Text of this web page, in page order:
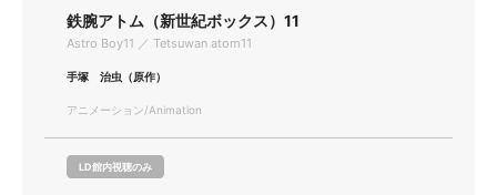
鉄腕アトム（新世紀ボックス）11
Astro Boy11 ／ Tetsuwan atom11
手塚 治虫（原作）
アニメーション/Animation
LD館内視聴のみ